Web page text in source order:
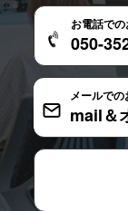
お電話で
050-
メールで
mail＆